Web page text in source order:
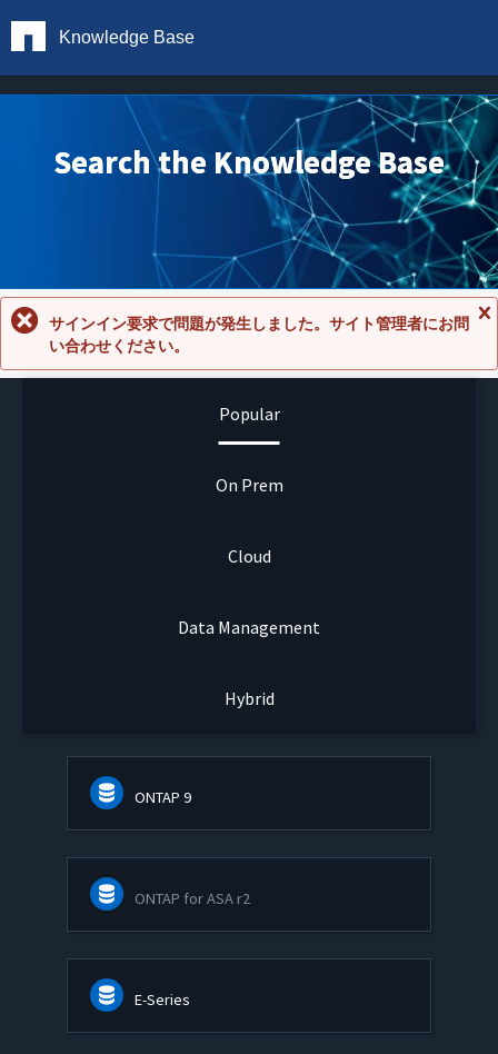
Knowledge Base
Search the Knowledge Base
セ
サインイン要求で問題が発生しました。サイト管理者にお問
い合わせください。
Popular
On Prem
Cloud
Data Management
Hybrid
ONTAP 9
ONTAP for ASA r2
E-Series